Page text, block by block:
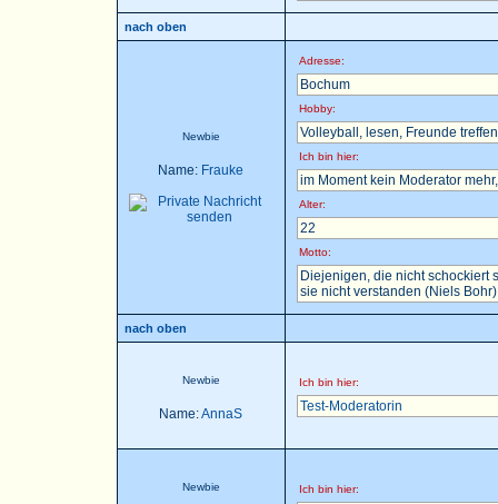
nach oben
Newbie
Name: Frauke
Adresse:
Bochum
Hobby:
Volleyball, lesen, Freunde
Ich bin hier:
im Moment kein Moderator
Alter:
22
Motto:
Diejenigen, die nicht schockiert
sie nicht verstanden (Niels Bohr)
nach oben
Newbie
Name:AnnaS
Ich bin hier:
Test-Moderatorin
Newbie Ich bin hier: